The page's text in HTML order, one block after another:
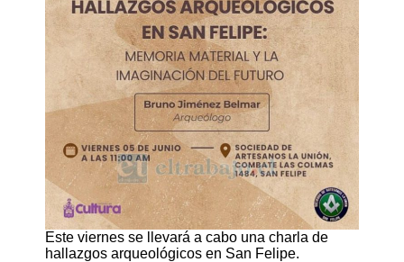
Este viernes se llevará a cabo una charla de
hallazgos arqueológicos en San Felipe.